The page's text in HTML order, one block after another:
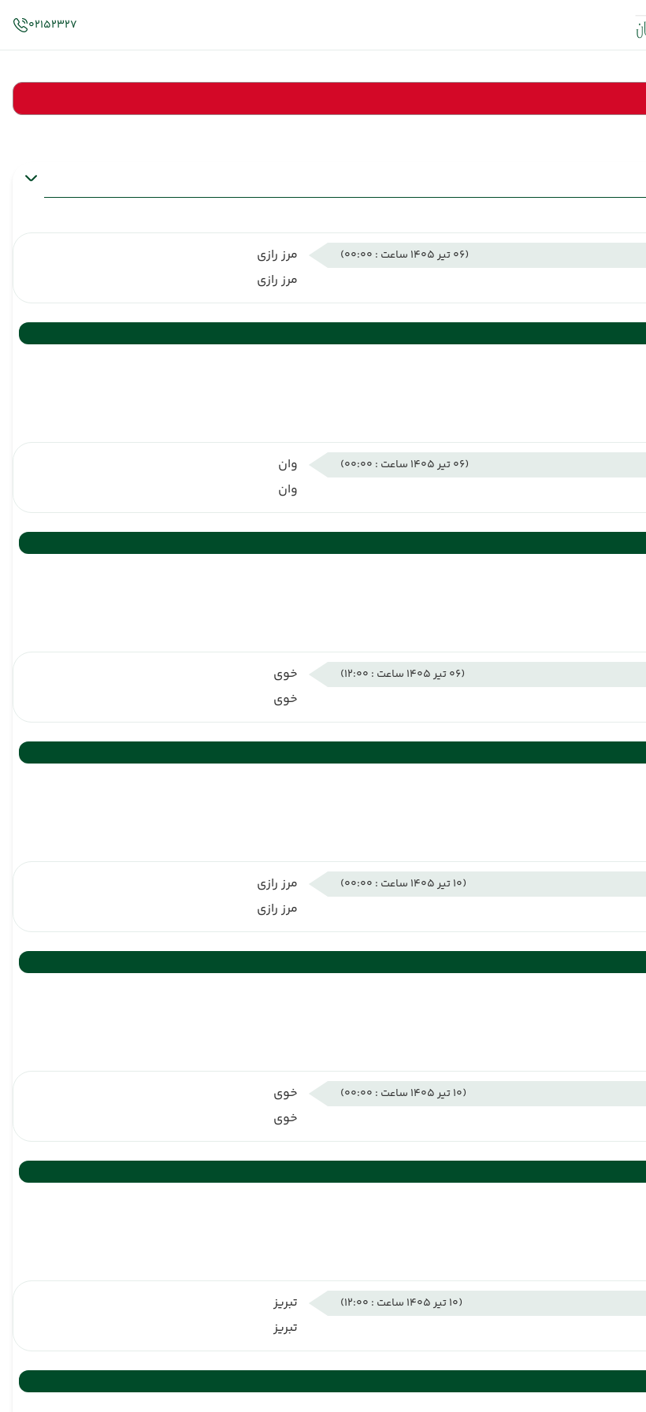
02152327
(06 تیر 1405 ساعت : 00:00)
مرز رازی
مرز رازی
(06 تیر 1405 ساعت : 00:00)
وان
وان
(06 تیر 1405 ساعت : 12:00)
خوی
خوی
(10 تیر 1405 ساعت : 00:00)
مرز رازی
مرز رازی
(10 تیر 1405 ساعت : 00:00)
خوی
خوی
(10 تیر 1405 ساعت : 12:00)
تبریز
تبریز